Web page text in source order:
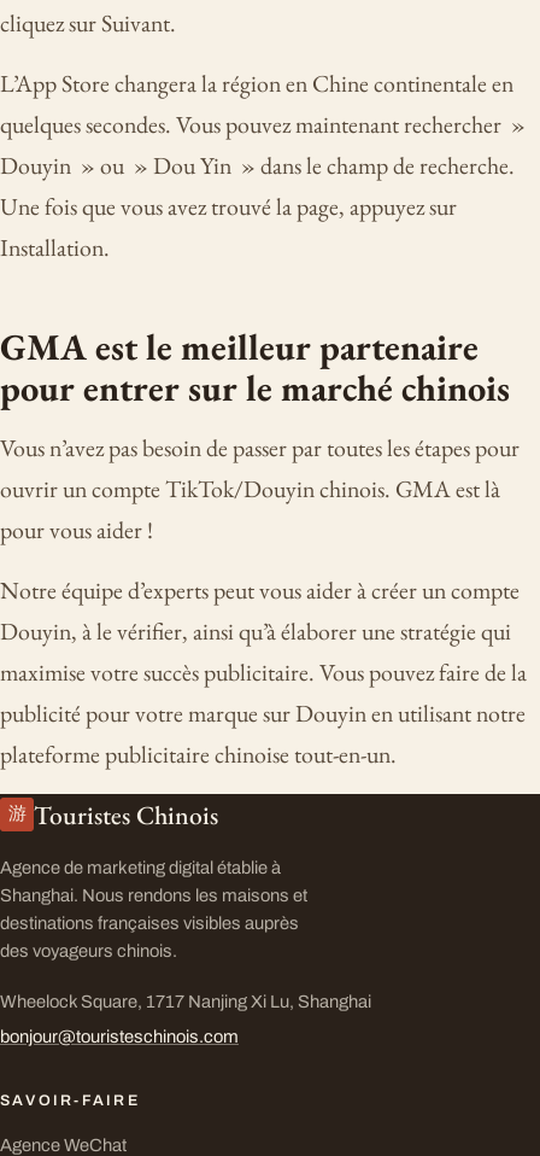
cliquez sur Suivant.
L’App Store changera la région en Chine continentale en
quelques secondes. Vous pouvez maintenant rechercher »
Douyin » ou » Dou Yin » dans le champ de recherche.
Une fois que vous avez trouvé la page, appuyez sur
Installation.
GMA est le meilleur partenaire
pour entrer sur le marché chinois
Vous n’avez pas besoin de passer par toutes les étapes pour
ouvrir un compte TikTok/Douyin chinois. GMA est là
pour vous aider !
Notre équipe d’experts peut vous aider à créer un compte
Douyin, à le vérifier, ainsi qu’à élaborer une stratégie qui
maximise votre succès publicitaire. Vous pouvez faire de la
publicité pour votre marque sur Douyin en utilisant notre
plateforme publicitaire chinoise tout-en-un.
游 Touristes Chinois
Agence de marketing digital établie à
Shanghai. Nous rendons les maisons et
destinations françaises visibles auprès
des voyageurs chinois.
Wheelock Square, 1717 Nanjing Xi Lu, Shanghai
bonjour@touristeschinois.com
SAVOIR-FAIRE
Agence WeChat